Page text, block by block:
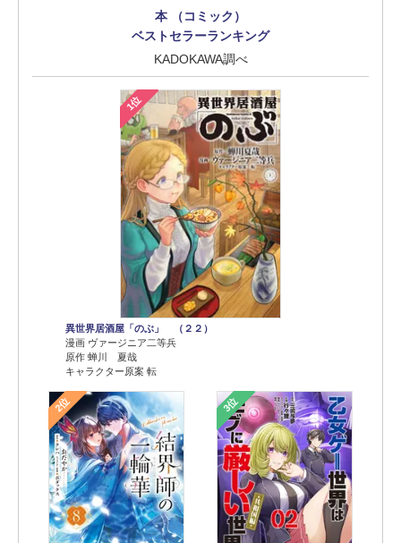
本 （コミック）
ベストセラーランキング
KADOKAWA調べ
1位
異世界居酒屋「のぶ」 （２２）
漫画 ヴァージニア二等兵
原作 蝉川 夏哉
キャラクター原案 転
2位 3位